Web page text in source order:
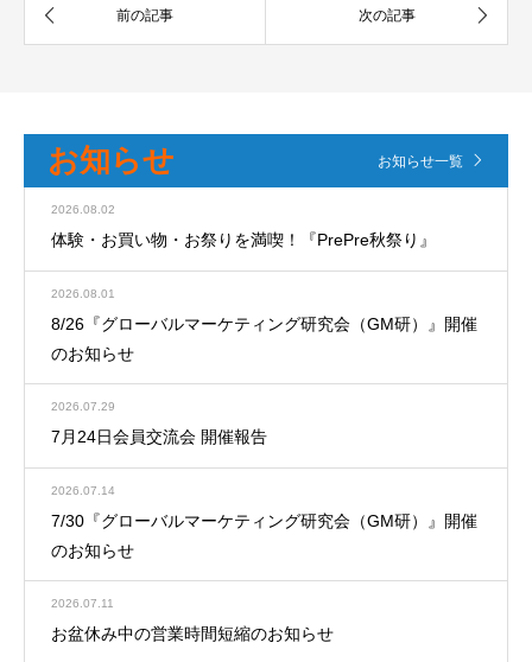
お知らせ お知らせ一覧
2026.08.02
体験・お買い物・お祭りを満喫！『PrePre秋祭り』
2026.08.01
8/26『グローバルマーケティング研究会（GM研）』開催
のお知らせ
2026.07.29
7月24日会員交流会 開催報告
2026.07.14
7/30『グローバルマーケティング研究会（GM研）』開催
のお知らせ
2026.07.11
お盆休み中の営業時間短縮のお知らせ